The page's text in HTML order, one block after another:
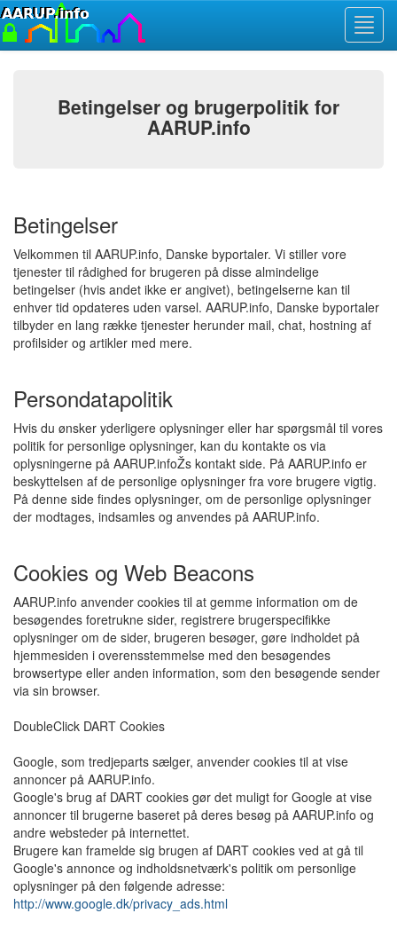
Betingelser og brugerpolitik for
AARUP.info
Betingelser
Velkommen til AARUP.info, Danske byportaler. Vi stiller vore
tjenester til rådighed for brugeren på disse almindelige
betingelser (hvis andet ikke er angivet), betingelserne kan til
enhver tid opdateres uden varsel. AARUP.info, Danske byportaler
tilbyder en lang række tjenester herunder mail, chat, hostning af
profilsider og artikler med mere.
Persondatapolitik
Hvis du ønsker yderligere oplysninger eller har spørgsmål til vores
politik for personlige oplysninger, kan du kontakte os via
oplysningerne på AARUP.infoŽs kontakt side. På AARUP.info er
beskyttelsen af de personlige oplysninger fra vore brugere vigtig.
På denne side findes oplysninger, om de personlige oplysninger
der modtages, indsamles og anvendes på AARUP.info.
Cookies og Web Beacons
AARUP.info anvender cookies til at gemme information om de
besøgendes foretrukne sider, registrere brugerspecifikke
oplysninger om de sider, brugeren besøger, gøre indholdet på
hjemmesiden i overensstemmelse med den besøgendes
browsertype eller anden information, som den besøgende sender
via sin browser.
DoubleClick DART Cookies
Google, som tredjeparts sælger, anvender cookies til at vise
annoncer på AARUP.info.
Google's brug af DART cookies gør det muligt for Google at vise
annoncer til brugerne baseret på deres besøg på AARUP.info og
andre websteder på internettet.
Brugere kan framelde sig brugen af DART cookies ved at gå til
Google's annonce og indholdsnetværk's politik om personlige
oplysninger på den følgende adresse:
http://www.google.dk/privacy_ads.html